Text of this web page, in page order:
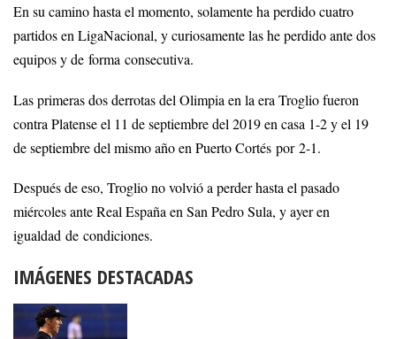
En su camino hasta el momento, solamente ha perdido cuatro
partidos en LigaNacional, y curiosamente las he perdido ante dos
equipos y de forma consecutiva.
Las primeras dos derrotas del Olimpia en la era Troglio fueron
contra Platense el 11 de septiembre del 2019 en casa 1-2 y el 19
de septiembre del mismo año en Puerto Cortés por 2-1.
Después de eso, Troglio no volvió a perder hasta el pasado
miércoles ante Real España en San Pedro Sula, y ayer en
igualdad de condiciones.
IMÁGENES DESTACADAS